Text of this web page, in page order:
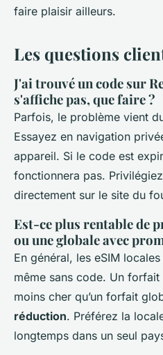
faire plaisir ailleurs.
Les questions
J'ai trouvé un code sur
s'affiche pas, que faire ?
Parfois, le problème vient
Essayez en navigation
appareil. Si le code est
fonctionnera pas.
directement sur le site du
Est-ce plus rentable de
ou une globale avec
En général, les eSIM
même sans code. Un
moins cher qu’un forfait
réduction. Préférez la
longtemps dans un seul